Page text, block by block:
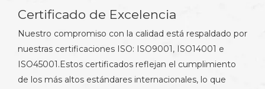
Certificado de Excelencia
Nuestro compromiso con la calidad está respaldado por
nuestras certificaciones ISO: ISO9001, ISO14001 e
ISO45001.Estos certificados reflejan el cumplimiento
de los más altos estándares internacionales, lo que